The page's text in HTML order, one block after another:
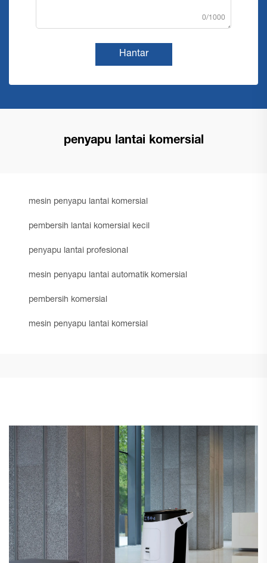
0/1000
Hantar
penyapu lantai komersial
mesin penyapu lantai komersial
pembersih lantai komersial kecil
penyapu lantai profesional
mesin penyapu lantai automatik komersial
pembersih komersial
mesin penyapu lantai komersial